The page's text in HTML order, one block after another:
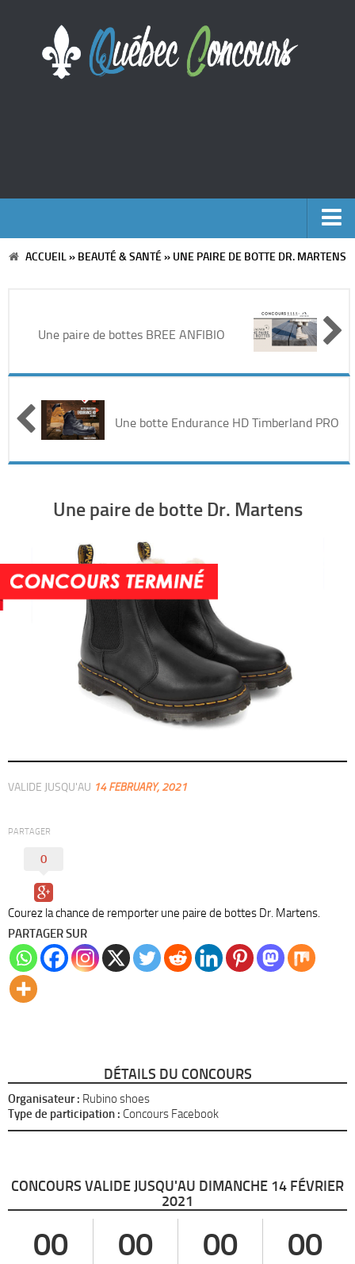
Accueil
Voyages
Automobile
Cinéma
Electronique & Electroménager
Beauté & Santé
Concerts & Spectacles
Maison & Jardinage
ACCUEIL» BEAUTÉ & SANTÉ» UNE PAIRE DE BOTTE DR. MARTENS
Une paire de bottes BREE ANFIBIO
Une botte Endurance HD Timberland PRO
Une paire de botte Dr. Martens
VALIDE JUSQU'AU 14 FEBRUARY, 2021
PARTAGER
0
Courez la chance de remporter une paire de bottes Dr. Martens.
PARTAGER SUR
DÉTAILS DU CONCOURS
Organisateur : Rubino shoes
Type de participation : Concours Facebook
CONCOURS VALIDE JUSQU'AU DIMANCHE 14 FÉVRIER
2021
00 00 00 00